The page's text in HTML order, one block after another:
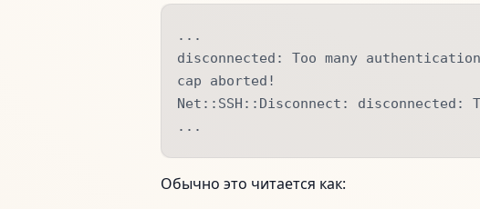
...
disconnected: Too many
cap aborted!
Net::SSH::Disconnect:
...
Обычно это читается как: